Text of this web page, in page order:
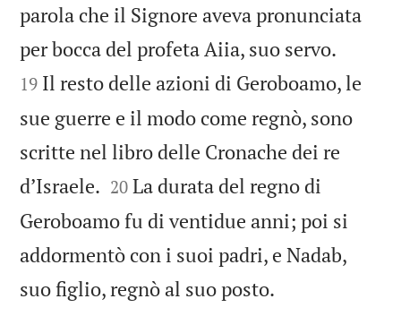
parola che il Signore aveva pronunciata
per bocca del profeta Aiia, suo servo.
19 Il resto delle azioni di Geroboamo, le
sue guerre e il modo come regnò, sono
scritte nel libro delle Cronache dei re
d’Israele. 

20 La durata del regno di
Geroboamo fu di ventidue anni; poi si
addormentò con i suoi padri, e Nadab,
suo figlio, regnò al suo posto.